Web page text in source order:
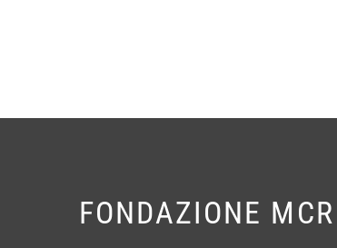
FONDAZIONE MCR